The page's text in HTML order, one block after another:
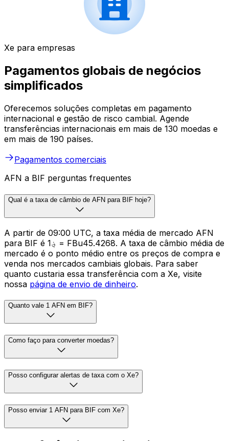
Xe para empresas
Pagamentos globais de negócios
simplificados
Oferecemos soluções completas em pagamento
internacional e gestão de risco cambial. Agende
transferências internacionais em mais de 130 moedas e
em mais de 190 países.
Pagamentos comerciais
AFN a BIF perguntas frequentes
Qual é a taxa de câmbio de AFN para BIF hoje?
A partir de 09:00 UTC, a taxa média de mercado AFN
para BIF é ؋1 = FBu45.4268. A taxa de câmbio média de
mercado é o ponto médio entre os preços de compra e
venda nos mercados cambiais globais. Para saber
quanto custaria essa transferência com a Xe, visite
nossa página de envio de dinheiro.
Quanto vale 1 AFN em BIF?
Como faço para converter moedas?
Posso configurar alertas de taxa com o Xe?
Posso enviar 1 AFN para BIF com Xe?